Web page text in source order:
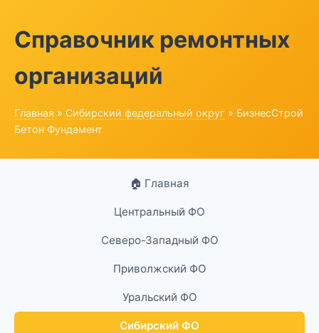
Справочник ремонтных
организаций
Главная » Сибирский федеральный округ » БизнесСтрой
Бетон Фундамент
🏠 Главная
Центральный ФО
Северо-Западный ФО
Приволжский ФО
Уральский ФО
Сибирский ФО